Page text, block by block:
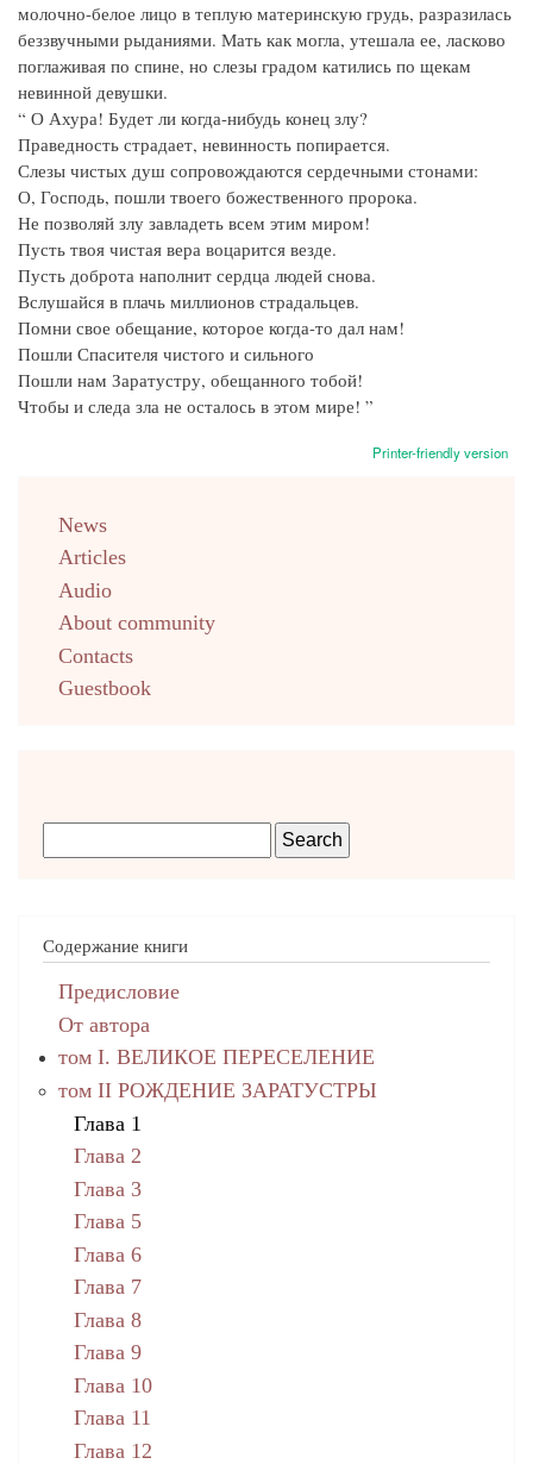
молочно-белое лицо в теплую материнскую грудь, разразилась
беззвучными рыданиями. Мать как могла, утешала ее, ласково
поглаживая по спине, но слезы градом катились по щекам
невинной девушки.
“ О Ахура! Будет ли когда-нибудь конец злу?
Праведность страдает, невинность попирается.
Слезы чистых душ сопровождаются сердечными стонами:
О, Господь, пошли твоего божественного пророка.
Не позволяй злу завладеть всем этим миром!
Пусть твоя чистая вера воцарится везде.
Пусть доброта наполнит сердца людей снова.
Вслушайся в плачь миллионов страдальцев.
Помни свое обещание, которое когда-то дал нам!
Пошли Спасителя чистого и сильного
Пошли нам Заратустру, обещанного тобой!
Чтобы и следа зла не осталось в этом мире! ”
Printer-friendly version
english
News
Articles
Audio
About community
Contacts
Guestbook
Содержание книги
Предисловие
От автора
том I. ВЕЛИКОЕ ПЕРЕСЕЛЕНИЕ
том II РОЖДЕНИЕ ЗАРАТУСТРЫ
Глава 1
Глава 2
Глава 3
Глава 5
Глава 6
Глава 7
Глава 8
Глава 9
Глава 10
Глава 11
Глава 12